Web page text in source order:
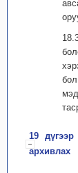
19 дүгээр
архивлах